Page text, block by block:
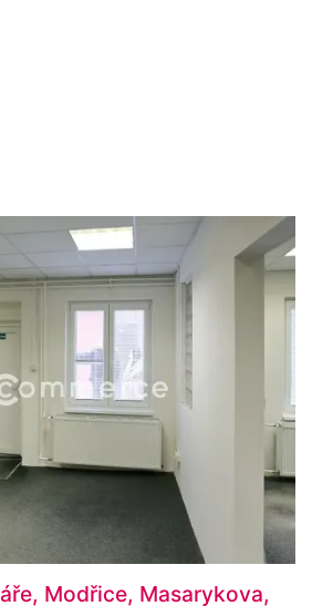
Modřice, Masarykova,